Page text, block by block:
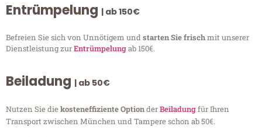
Entrümpelung | ab 150€
Befreien Sie sich von Unnötigem undstarten Sie frischmit unserer
Dienstleistung zurEntrümpelungab 150€.
Beiladung | ab 50€
Nutzen Sie diekosteneffiziente OptionderBeiladungfür Ihren
Transport zwischen München und Tampere schon ab 50€.